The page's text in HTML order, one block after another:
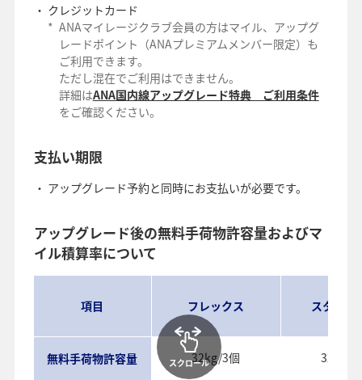
クレジットカード
* ANAマイレージクラブ会員の方はマイル、アップグ
レードポイント（ANAプレミアムメンバー限定）も
ご利用できます。
ただし混在でご利用はできません。
詳細はANA国内線アップグレード特典 ご利用条件
をご確認ください。
支払い期限
アップグレード予約と同時にお支払いが必要です。
アップグレード後の無料手荷物許容量およびマ
イル積算率について
項目 フレックス スタンダ
無料手荷物許容量 32kg/3個 32kg/3
スクロール